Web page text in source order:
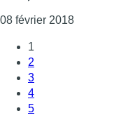
08 février 2018
1
2
3
4
5